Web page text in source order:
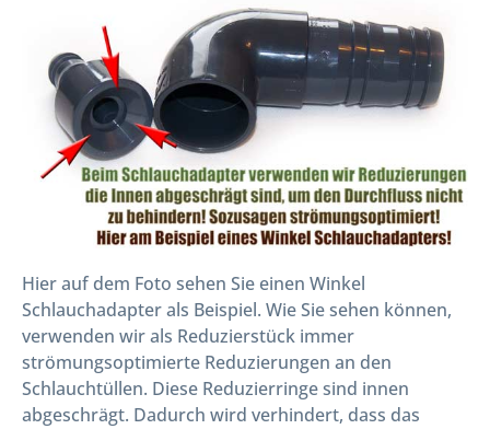
Hier auf dem Foto sehen Sie einen Winkel
Schlauchadapter als Beispiel. Wie Sie sehen können,
verwenden wir als Reduzierstück immer
strömungsoptimierte Reduzierungen an den
Schlauchtüllen. Diese Reduzierringe sind innen
abgeschrägt. Dadurch wird verhindert, dass das